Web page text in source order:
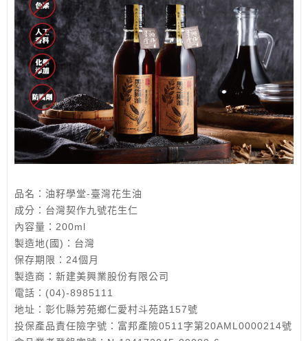
品名：油籽學堂-臺灣花生油
成分：台灣契作九號花生仁
內容量：200ml
製造地(國)：台灣
保存期限：24個月
製造商：新建美興業股份有限公司
電話：(04)-8985111
地址：彰化縣芳苑鄉仁愛村斗苑路157號
投保產品責任險字號：富邦產險0511字第20AML0000214號